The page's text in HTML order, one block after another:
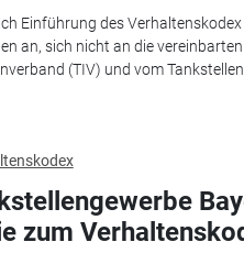
Einführung des
an, sich nicht an die
(TIV) und vom
zum